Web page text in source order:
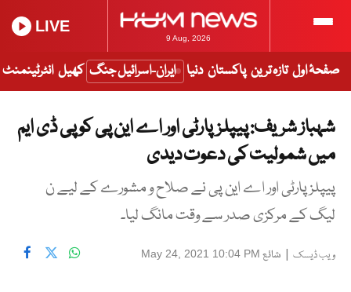
9 Aug, 2026
LIVE
صفحۂ اول تازہ ترین پاکستان دنیا ایران-اسرائیل جنگ کھیل انٹرٹینمنٹ
شہباز شریف: پیپلزپارٹی اور اے این پی کو پی ڈی ایم
میں شمولیت کی دعوت دیدی
پیپلزپارٹی اور اے این پی نے صلاح و مشورے کے لیے ن
لیگ کے مرکزی صدر سے وقت مانگ لیا۔
ویب ڈیسک | شائع May 24, 2021 10:04 PM